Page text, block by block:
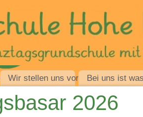
Wir stellen uns vor Bei uns ist
2026